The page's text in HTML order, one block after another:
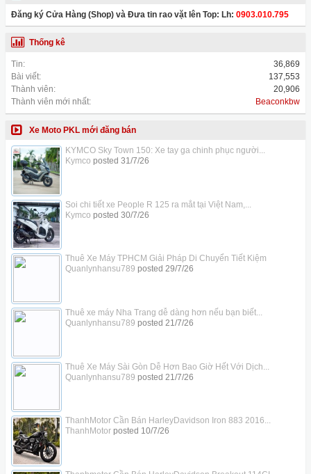
Đăng ký Cửa Hàng (Shop) và Đưa tin rao vặt lên Top: Lh: 0903.010.795
Thống kê
Tin:
36,869
Bài viết:
137,553
Thành viên:
20,906
Thành viên mới nhất:
Beaconkbw
Xe Moto PKL mới đăng bán
KYMCO Sky Town 150: Xe tay ga chinh phục người...
Kymco posted 31/7/26
Soi chi tiết xe People R 125 ra mắt tại Việt Nam,...
Kymco posted 30/7/26
Thuê Xe Máy TPHCM Giải Pháp Di Chuyển Tiết Kiệm
Quanlynhansu789 posted 29/7/26
Thuê xe máy Nha Trang dễ dàng hơn nếu bạn biết...
Quanlynhansu789 posted 21/7/26
Thuê Xe Máy Sài Gòn Dễ Hơn Bao Giờ Hết Với Dịch...
Quanlynhansu789 posted 21/7/26
ThanhMotor Cần Bán HarleyDavidson Iron 883 2016...
ThanhMotorposted 10/7/26